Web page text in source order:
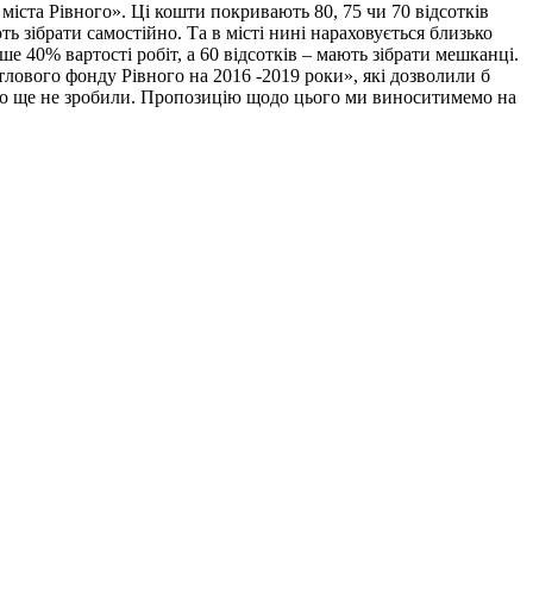
Рівного». Ці кошти покривають 80, 75 чи 70 відсотків
самостійно. Та в місті нині нараховується близько
вартості робіт, а 60 відсотків – мають зібрати мешканці.
фонду Рівного на 2016 -2019 роки», які дозволили б
ще не зробили. Пропозицію щодо цього ми виноситимемо на